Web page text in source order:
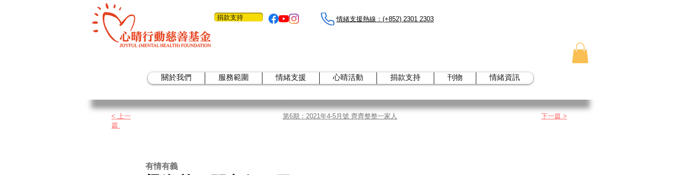
捐款支持 情緒支援熱線：​​(+852) 2301 2303
關於我們 服務範圍 情緒支援 心晴活動 捐款支持 刊物 情緒資訊
< 上一
篇
第6期：2021年4-5月號 齊齊整整一家人 下一篇 >
有情有義